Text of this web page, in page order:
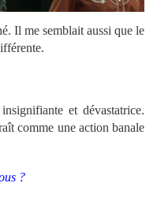
Il me semblait aussi que le
et dévastatrice.
comme une action banale
?